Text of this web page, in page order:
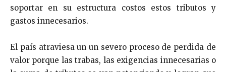
soportar en su estructura costos estos tributos y
gastos innecesarios.
El país atraviesa un un severo proceso de perdida de
valor porque las trabas, las exigencias innecesarias o